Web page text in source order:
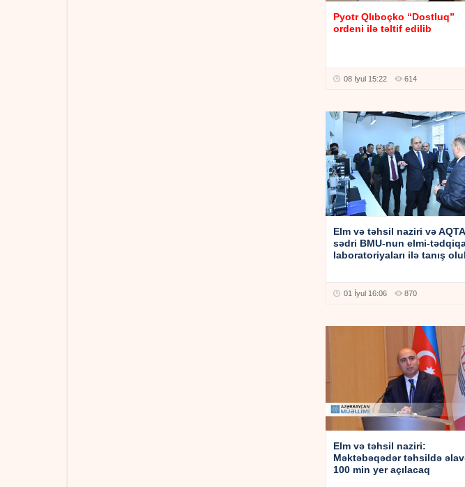
Pyotr Qlıboçko “Dostluq”
ordeni ilə təltif edilib
08 İyul 15:22 614
Elm və təhsil naziri və AQTA
sədri BMU-nun elmi-
laboratoriyaları ilə tanış
01 İyul 16:06 870
Elm və təhsil naziri:
Məktəbəqədər təhsildə
100 min yer açılacaq